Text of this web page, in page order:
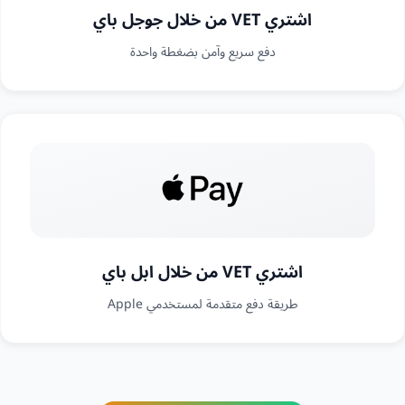
اشتري VET من خلال جوجل باي
دفع سريع وآمن بضغطة واحدة
اشتري VET من خلال ابل باي
طريقة دفع متقدمة لمستخدمي Apple